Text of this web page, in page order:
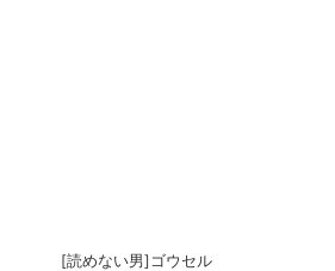
[読めない男]ゴウセル